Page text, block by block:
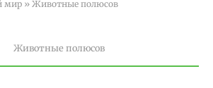
мир » Животные полюсов
Животные полюсов